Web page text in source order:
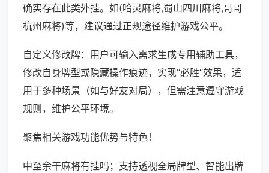
确实存在此类外挂。如(哈灵麻将,蜀山四川麻将,哥哥
杭州麻将)等，建议通过正规途径维护游戏公平。
自定义修改牌：用户可输入需求生成专用辅助工具，
修改自身牌型或隐藏操作痕迹，实现“必胜”效果，适
用于多种场景（如与好友对局），但需注意遵守游戏
规则，维护公平环境。
聚焦相关游戏功能优势与特色！
中至余干麻将有挂吗；支持透视全局牌型、智能出牌